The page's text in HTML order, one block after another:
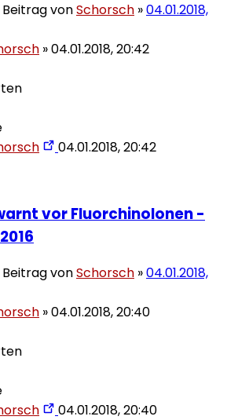
vonSchorsch »04.01.2018,
»04.01.2018, 20:42
04.01.2018, 20:42
vor Fluorchinolonen -
vonSchorsch »04.01.2018,
»04.01.2018, 20:40
04.01.2018, 20:40